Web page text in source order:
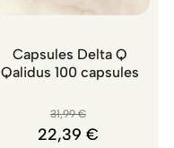
Capsules Delta Q
Qalidus 100 capsules
31,99 €
22,39 €